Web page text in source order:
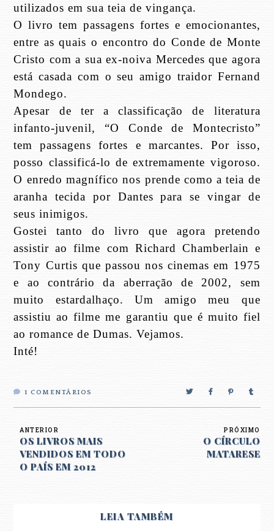
utilizados em sua teia de vingança.
O livro tem passagens fortes e emocionantes,
entre as quais o encontro do Conde de Monte
Cristo com a sua ex-noiva Mercedes que agora
está casada com o seu amigo traidor Fernand
Mondego.
Apesar de ter a classificação de literatura
infanto-juvenil, “O Conde de Montecristo”
tem passagens fortes e marcantes. Por isso,
posso classificá-lo de extremamente vigoroso.
O enredo magnífico nos prende como a teia de
aranha tecida por Dantes para se vingar de
seus inimigos.
Gostei tanto do livro que agora pretendo
assistir ao filme com Richard Chamberlain e
Tony Curtis que passou nos cinemas em 1975
e ao contrário da aberração de 2002, sem
muito estardalhaço. Um amigo meu que
assistiu ao filme me garantiu que é muito fiel
ao romance de Dumas. Vejamos.
Inté!
1 COMENTÁRIOS
ANTERIOR
OS LIVROS MAIS
VENDIDOS EM TODO
O PAÍS EM 2012
PRÓXIMO
O CÍRCULO
MATARESE
LEIA TAMBÉM